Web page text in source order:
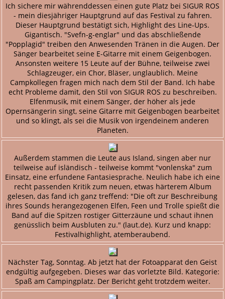
Ich sichere mir währenddessen einen gute Platz bei SIGUR ROS
- mein diesjähriger Hauptgrund auf das Festival zu fahren.
Dieser Hauptgrund bestätigt sich, Highlight des Line-Ups.
Gigantisch. "Svefn-g-englar" und das abschließende
"Popplagid" treiben den Anwesenden Tränen in die Augen. Der
Sänger bearbeitet seine E-Gitarre mit einem Geigenbogen.
Ansonsten weitere 15 Leute auf der Bühne, teilweise zwei
Schlagzeuger, ein Chor, Bläser, unglaublich. Meine
Campkollegen fragen mich nach dem Stil der Band. Ich habe
echt Probleme damit, den Stil von SIGUR ROS zu beschreiben.
Elfenmusik, mit einem Sänger, der höher als jede
Opernsängerin singt, seine Gitarre mit Geigenbogen bearbeitet
und so klingt, als sei die Musik von irgendeinem anderen
Planeten.
Außerdem stammen die Leute aus Island, singen aber nur
teilweise auf isländisch - teilweise kommt "vonlenska" zum
Einsatz, eine erfundene Fantasiesprache. Neulich habe ich eine
recht passenden Kritik zum neuen, etwas härterem Album
gelesen, das fand ich ganz treffend: "Die oft zur Beschreibung
ihres Sounds herangezogenen Elfen, Feen und Trolle spießt die
Band auf die Spitzen rostiger Gitterzäune und schaut ihnen
genüsslich beim Ausbluten zu." (laut.de). Kurz und knapp:
Festivalhighlight, atemberaubend.
Nächster Tag, Sonntag. Ab jetzt hat der Fotoapparat den Geist
endgültig aufgegeben. Dieses war das vorletzte Bild. Kategorie:
Spaß am Campingplatz. Der Bericht geht trotzdem weiter.